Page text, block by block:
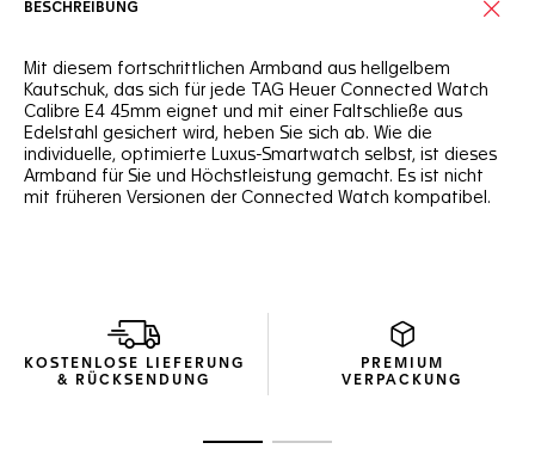
BESCHREIBUNG
Mit diesem fortschrittlichen Armband aus hellgelbem
Kautschuk, das sich für jede TAG Heuer Connected Watch
Calibre E4 45mm eignet und mit einer Faltschließe aus
Edelstahl gesichert wird, heben Sie sich ab. Wie die
individuelle, optimierte Luxus-Smartwatch selbst, ist dieses
Armband für Sie und Höchstleistung gemacht. Es ist nicht
mit früheren Versionen der Connected Watch kompatibel.
KOSTENLOSE LIEFERUNG
& RÜCKSENDUNG
PREMIUM
VERPACKUNG